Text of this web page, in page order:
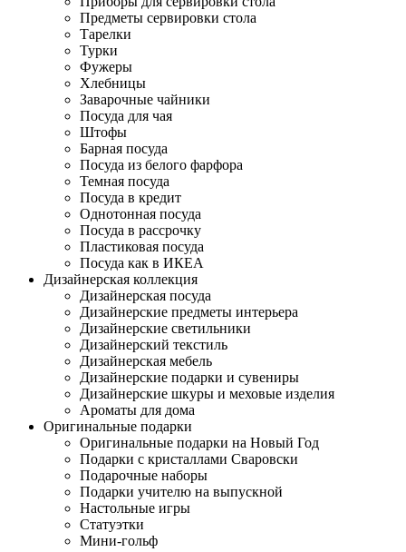
Предметы сервировки стола
Тарелки
Турки
Фужеры
Хлебницы
Заварочные чайники
Посуда для чая
Штофы
Барная посуда
Посуда из белого фарфора
Темная посуда
Посуда в кредит
Однотонная посуда
Посуда в рассрочку
Пластиковая посуда
Посуда как в ИКЕА
Дизайнерская коллекция
Дизайнерская посуда
Дизайнерские предметы интерьера
Дизайнерские светильники
Дизайнерский текстиль
Дизайнерская мебель
Дизайнерские подарки и сувениры
Дизайнерские шкуры и меховые изделия
Ароматы для дома
Оригинальные подарки
Оригинальные подарки на Новый Год
Подарки с кристаллами Сваровски
Подарочные наборы
Подарки учителю на выпускной
Настольные игры
Статуэтки
Мини-гольф